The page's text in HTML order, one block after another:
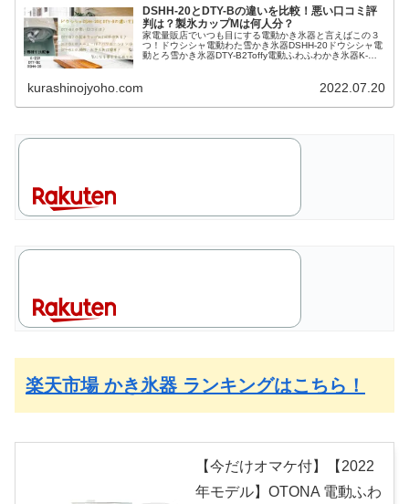
DSHH-20とDTY-Bの違いを比較！悪い口コミ評
判は？製氷カップMは何人分？
家電量販店でいつも目にする電動かき氷器と言えばこの３
つ！ドウシシャ電動わた雪かき氷器DSHH-20ドウシシャ電
動とろ雪かき氷器DTY-B2Toffy電動ふわふわかき氷器K-
kurashinojyoho.com 2022.07.20
楽天市場 かき氷器 ランキングはこちら！
【今だけオマケ付】【2022
年モデル】OTONA 電動ふわ